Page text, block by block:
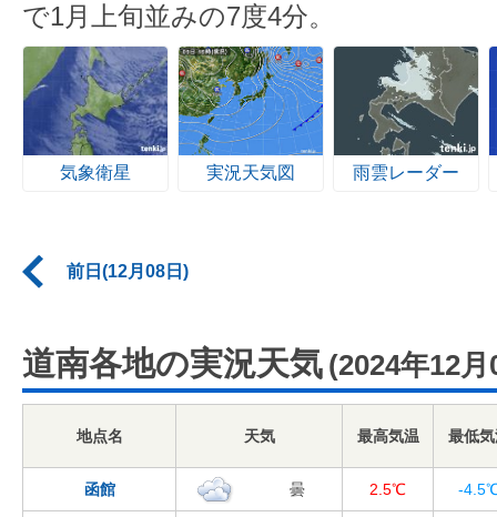
で1月上旬並みの7度4分。
気象衛星 実況天気図 雨雲レーダー
前日(12月08日)
道南各地の実況天気 (2024年12月
地点名 天気 最高気温 最低
函館 曇 2.5℃ -